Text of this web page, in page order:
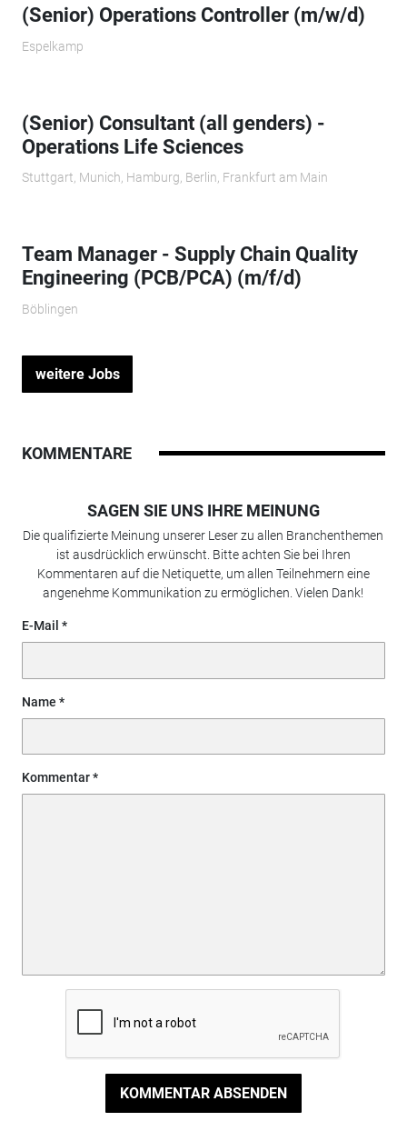
(Senior) Operations Controller (m/w/d)
Espelkamp
(Senior) Consultant (all genders) -
Operations Life Sciences
Stuttgart, Munich, Hamburg, Berlin, Frankfurt am Main
Team Manager - Supply Chain Quality
Engineering (PCB/PCA) (m/f/d)
Böblingen
weitere Jobs
KOMMENTARE
SAGEN SIE UNS IHRE MEINUNG
Die qualifizierte Meinung unserer Leser zu allen Branchenthemen
ist ausdrücklich erwünscht. Bitte achten Sie bei Ihren
Kommentaren auf die Netiquette, um allen Teilnehmern eine
angenehme Kommunikation zu ermöglichen. Vielen Dank!
E-Mail
Name
Kommentar
KOMMENTAR ABSENDEN